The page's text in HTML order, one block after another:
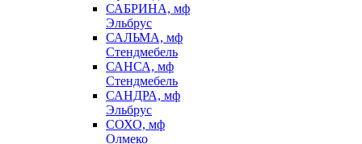
САБРИНА, мф
Эльбрус
САЛЬМА, мф
Стендмебель
САНСА, мф
Стендмебель
САНДРА, мф
Эльбрус
СОХО, мф
Олмеко